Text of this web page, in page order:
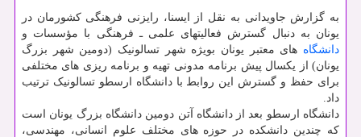
به گزارش جاویدانی به نقل از ایسنا، رایزنی فرهنگی کشورمان در
یونان به دنبال گسترش فعالیتهای علمی ـ فرهنگی با مؤسسات و
دانشگاه های معتبر یونان بویژه شهر تسالونیک (دومین شهر بزرگ
یونان) از یکسال پیش برنامه مدونی تهیه و برنامه ریزی های مختلفی
برای حفظ و گسترش این روابط با دانشگاه ارسطو تسالونیک ترتیب
داد.
دانشگاه ارسطو بعد از دانشگاه آتن دومین دانشگاه بزرگ یونان است
که چندین دانشکده در حوزه های مختلف علوم انسانی، مهندسی،